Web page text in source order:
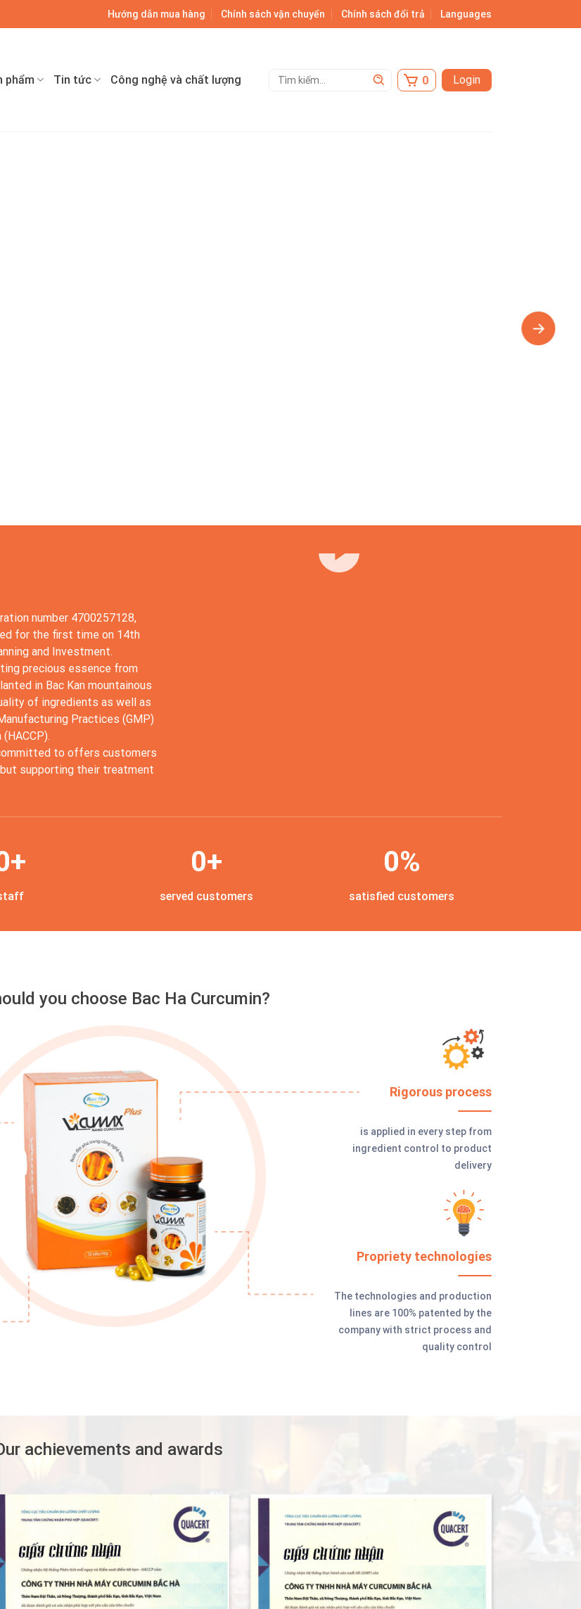
Hướng dẫn mua hàng Chính sách vận chuyển Chính sách đổi trả Languages
phẩm Tin tức Công nghệ và chất lượng
Tìm
Login
number 4700257128,
for the first time on 14th
and Investment.
precious essence from
in Bac Kan mountainous
of ingredients as well as
Practices (GMP)
to offers customers
supporting their treatment
+ 0+
served customers
0%
satisfied customers
you choose Bac Ha Curcumin?
Rigorous process
is applied in every step from
ingredient control to product
delivery
Propriety technologies
The technologies and production
lines are 100% patented by the
company with strict process and
quality control
achievements and awards